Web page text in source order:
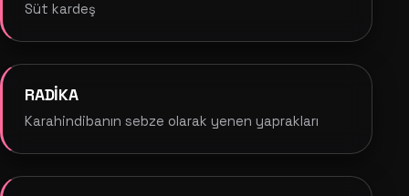
Süt kardeş
RADİKA
Karahindibanın sebze olarak yenen yaprakları